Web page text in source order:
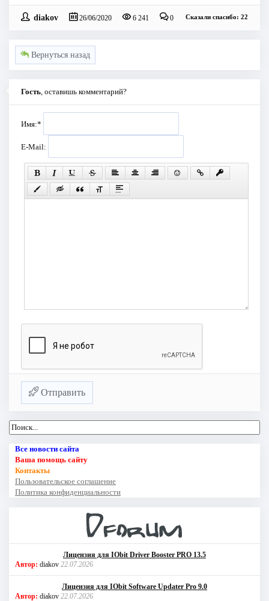
diakov 26/06/2020 6 241 0 Сказали спасибо: 22
Вернуться назад
Гость , оставишь комментарий?
Имя:*
E-Mail:
Отправить
Все новости сайта
Ваша помощь сайту
Контакты
Пользовательское соглашение
Политика конфиденциальности
Лицензия для IObit Driver Booster PRO 13.5
Автор: diakov 22.07.2026
Лицензия для IObit Software Updater Pro 9.0
Автор: diakov 22.07.2026